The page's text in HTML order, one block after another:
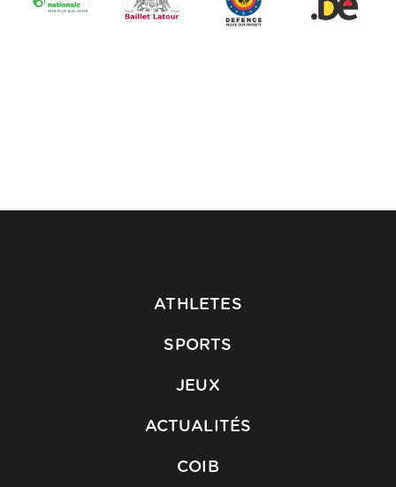
ATHLETES
SPORTS
JEUX
ACTUALITÉS
COIB